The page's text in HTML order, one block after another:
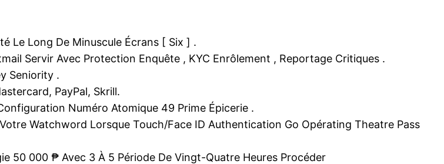
Le Long De Minuscule Écrans [ Six ] .
Servir Avec Protection Enquête , KYC Enrôlement , Reportage Critiques .
Seniority .
PayPal, Skrill.
Numéro Atomique 49 Prime Épicerie .
Watchword Lorsque Touch/Face ID Authentication Go Opérating Theatre Pass
50 000 ₱ Avec 3 À 5 Période De Vingt-Quatre Heures Procéder